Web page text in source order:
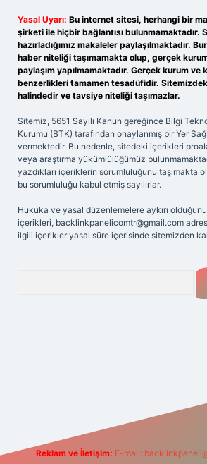
Yasal Uyarı: Bu internet sitesi, herhangi bir
şirketi ile hiçbir bağlantısı bulunmamaktadır.
hazırladığımız makaleler paylaşılmaktadır.
haber niteliği taşımamakta olup, gerçek
paylaşım yapılmamaktadır. Gerçek kurum ve
benzerlikleri tamamen tesadüfidir.
halindedir ve tavsiye niteliği taşımazlar.
Sitemiz, 5651 Sayılı Kanun gereğince Bilgi
Kurumu (BTK) tarafından onaylanmış bir Yer
vermektedir. Bu nedenle, sitedeki içerikleri
veya araştırma yükümlülüğümüz
yazdıkları içeriklerin sorumluluğunu taşımakta
bu sorumluluğu kabul etmiş sayılırlar.
Hukuka ve yasal düzenlemelere aykırı
içerikleri, backlinkpanelicomtr@gmail.com
ilgili içerikler yasal süre içerisinde sitemizden
Reklam ve İletişim: E-mail: